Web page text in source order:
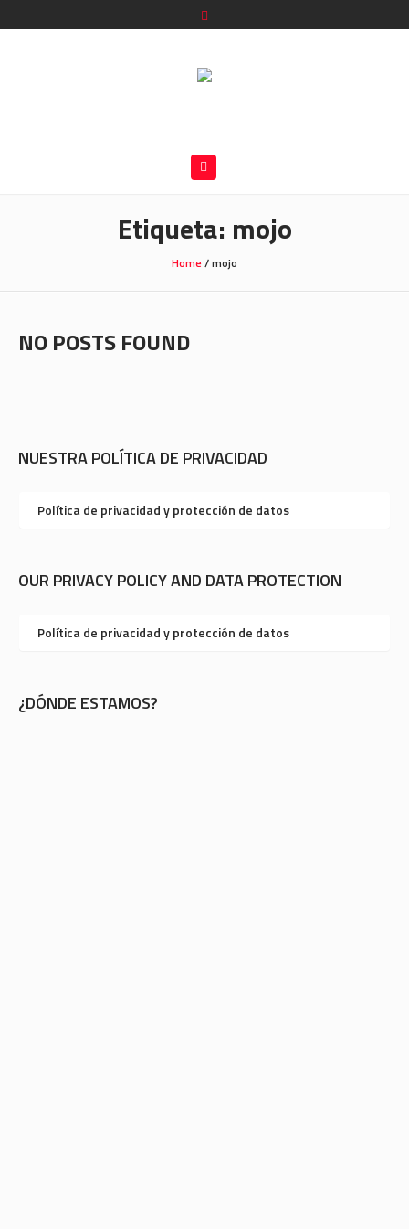
Etiqueta: mojo
Home/mojo
NO POSTS FOUND
NUESTRA POLÍTICA DE PRIVACIDAD
Política de privacidad y protección de datos
OUR PRIVACY POLICY AND DATA PROTECTION
Política de privacidad y protección de datos
¿DÓNDE ESTAMOS?